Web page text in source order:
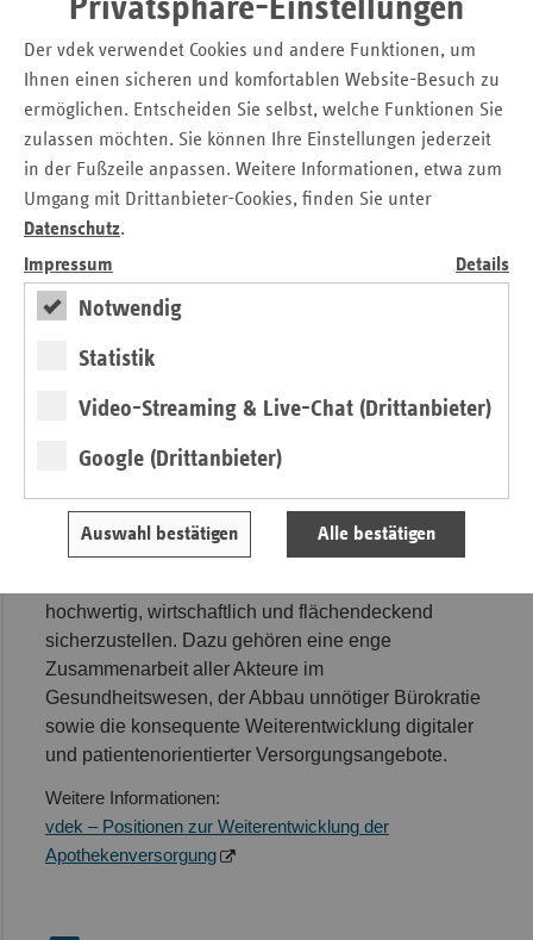
Privatsphäre-Einstellungen
Der vdek verwendet Cookies und andere Funktionen, um
Ihnen einen sicheren und komfortablen Website-Besuch zu
ermöglichen. Entscheiden Sie selbst, welche Funktionen Sie
zulassen möchten. Sie können Ihre Einstellungen jederzeit
in der Fußzeile anpassen. Weitere Informationen, etwa zum
Umgang mit Drittanbieter-Cookies, finden Sie unter
Datenschutz.
Impressum
Details
Notwendig
Statistik
Video-Streaming & Live-Chat (Drittanbieter)
Google (Drittanbieter)
Auswahl bestätigen Alle bestätigen
pharmazeutischer Leistungen mit nachweisbarem
Nutzen für die Patient:innen“, erklärt Rebecca Zeljar,
Leiterin der vdek-Landesvertretung
Berlin/Brandenburg.
Aktionstag stärkt
Gesundheitskompetenz
Viele Apotheken beteiligen sich am Aktionstag mit
Informationsangeboten, Gesundheitschecks oder
Einblicken in ihren Arbeitsalltag. Damit wird die
Bedeutung der wohnortnahen Versorgung für die
die lokale Gesundheitsversorgung gestärkt.
Versorgung zukunftsfest
weiterentwickeln
Der vdek setzt sich dafür ein, die
hochwertig, wirtschaftlich und flächendeckend
sicherzustellen. Dazu gehören eine enge
Zusammenarbeit aller Akteure im
Gesundheitswesen, der Abbau unnötiger Bürokratie
sowie die konsequente Weiterentwicklung digitaler
und patientenorientierter Versorgungsangebote.
Weitere Informationen:
vdek – Positionen zur Weiterentwicklung der
Apothekenversorgung